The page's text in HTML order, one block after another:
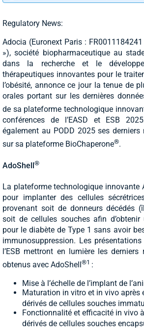
Regulatory News:
Adocia (Euronext Paris :
»), société biopharmaceutique au
dans la recherche et le
thérapeutiques innovantes pour le
l’obésité, annonce ce jour la tenue de
orales portant sur les dernières
de sa plateforme technologique
conférences de l’EASD et ESB
également au PODD 2025 ses
sur sa plateforme BioChaperone®.
AdoShell®
La plateforme technologique innovante
pour implanter des cellules
provenant soit de donneurs décédés
soit de cellules souches afin
pour le diabète de Type 1 sans avoir
immunosuppression. Les
l’ESB mettront en lumière les
obtenus avec AdoShell ®1 :
Mise à l’échelle de l’implant de
Maturation in vitro et in vivo après
dérivés de cellules souches
Fonctionnalité et efficacité in vivo
dérivés de cellules souches